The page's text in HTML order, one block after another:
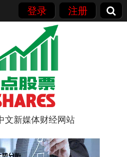
登录 注册
文新媒体财经网站